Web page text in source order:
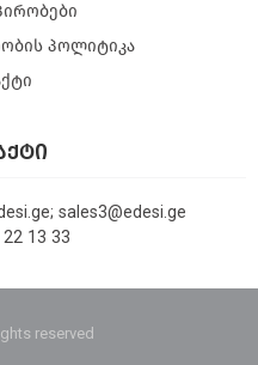
პოლიტიკა
sales3@edesi.ge
13 33
reserved